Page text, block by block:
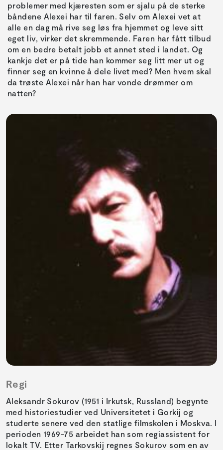
problemer med kjæresten som er sjalu på de sterke
båndene Alexei har til faren. Selv om Alexei vet at
alle en dag må rive seg løs fra hjemmet og leve sitt
eget liv, virker det skremmende. Faren har fått tilbud
om en bedre betalt jobb et annet sted i landet. Og
kankje det er på tide han kommer seg litt mer ut og
finner seg en kvinne å dele livet med? Men hvem skal
da trøste Alexei når han har vonde drømmer om
natten?
Regi
Aleksandr Sokurov (1951 i Irkutsk, Russland) begynte
med historiestudier ved Universitetet i Gorkij og
studerte senere ved den statlige filmskolen i Moskva. I
perioden 1969-75 arbeidet han som regiassistent for
lokalt TV. Etter Tarkovskij regnes Sokurov som en av